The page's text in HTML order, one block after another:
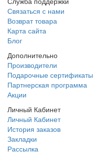
Связаться с нами
Возврат товара
Карта сайта
Блог
Дополнительно
Производители
Подарочные сертификаты
Партнерская программа
Акции
Личный Кабинет
Личный Кабинет
История заказов
Закладки
Рассылка